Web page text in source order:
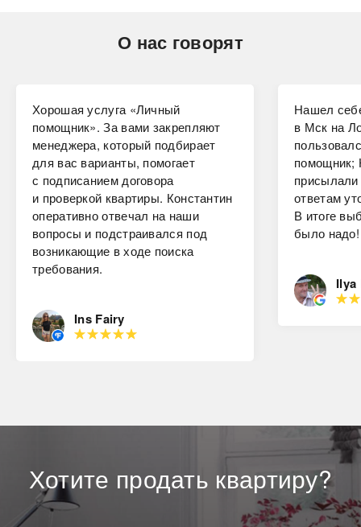
О нас говорят
Хорошая услуга «Личный
помощник». За вами закрепляют
менеджера, который подбирает
для вас варианты, помогает
с подписанием договора
и проверкой квартиры. Константин
оперативно отвечал на наши
вопросы и подстраивался под
возникающие в ходе поиска
требования.
Ins Fairy
Нашел
в Мск на
помощник;
ответам
В итоге
было надо!
Ilya
Хотите продать квартиру?